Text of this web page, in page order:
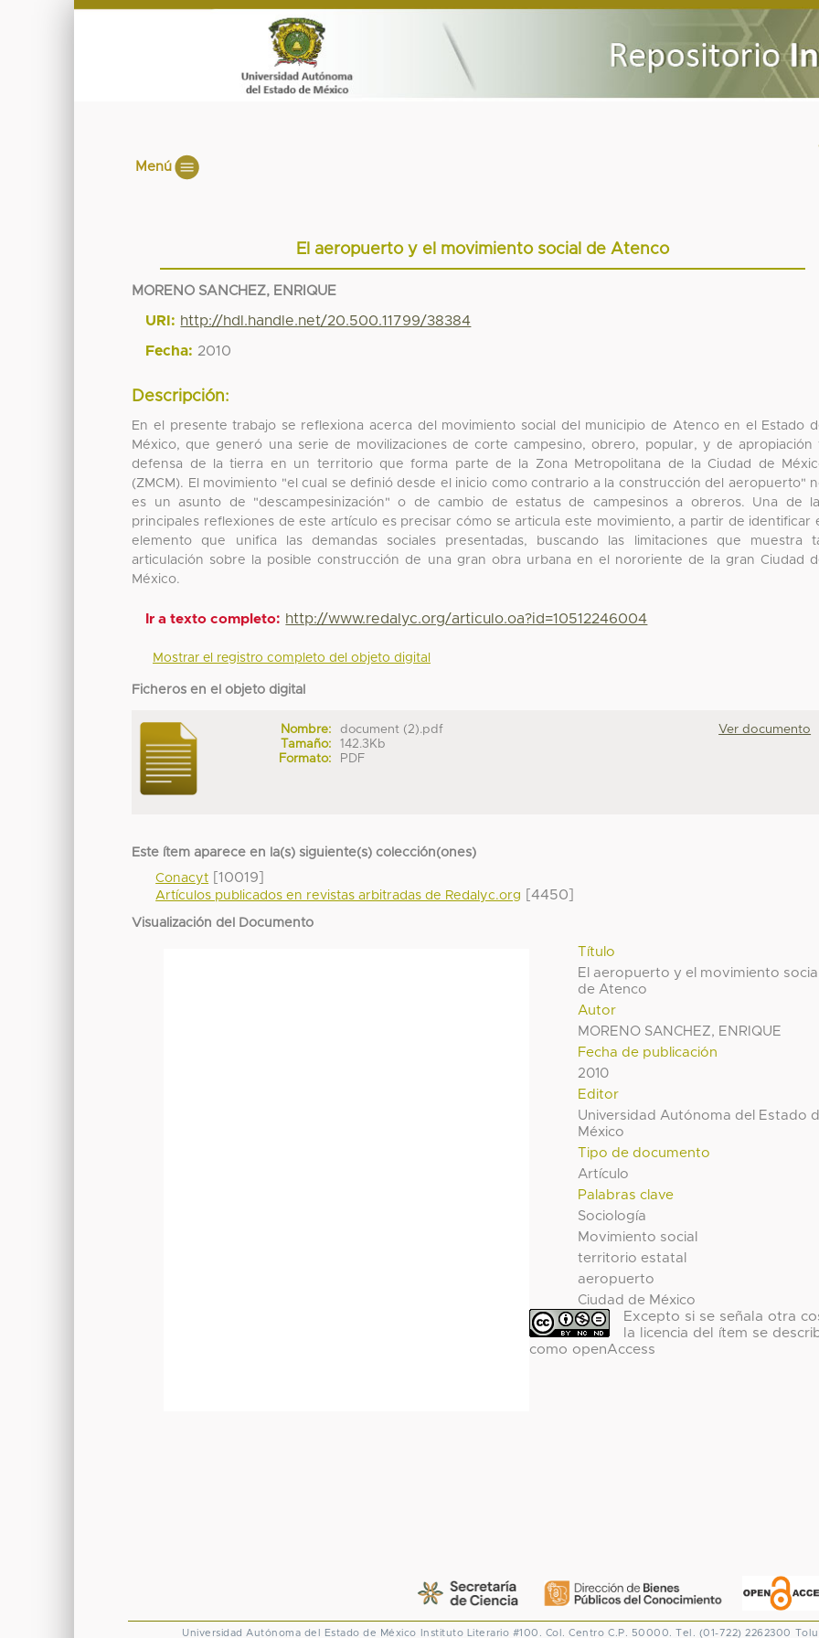
Menú
El aeropuerto y el movimiento social de Atenco
MORENO SANCHEZ, ENRIQUE
URI: http://hdl.handle.net/20.500.11799/38384
Fecha: 2010
Descripción:
En el presente trabajo se reflexiona acerca del movimiento social del municipio de Atenco en el Estado
México, que generó una serie de movilizaciones de corte campesino, obrero, popular, y de apropiación
defensa de la tierra en un territorio que forma parte de la Zona Metropolitana de la Ciudad de
(ZMCM). El movimiento "el cual se definió desde el inicio como contrario a la construcción del aeropuerto"
es un asunto de "descampesinización" o de cambio de estatus de campesinos a obreros. Una de
principales reflexiones de este artículo es precisar cómo se articula este movimiento, a partir de identificar
elemento que unifica las demandas sociales presentadas, buscando las limitaciones que muestra
articulación sobre la posible construcción de una gran obra urbana en el nororiente de la gran Ciudad
México.
Ir a texto completo: http://www.redalyc.org/articulo.oa?id=10512246004
Mostrar el registro completo del objeto digital
Ficheros en el objeto digital
Nombre:
document (2).pdf
Tamaño:
142.3Kb
Formato:
PDF
Ver documento
Este ítem aparece en la(s) siguiente(s) colección(ones)
Conacyt [10019]
Artículos publicados en revistas arbitradas de Redalyc.org [4450]
Visualización del Documento
Título
El aeropuerto y el movimiento
de Atenco
Autor
MORENO SANCHEZ, ENRIQUE
Fecha de publicación
2010
Editor
Universidad Autónoma del Estado
México
Tipo de documento
Artículo
Palabras clave
Sociología
Movimiento social
territorio estatal
aeropuerto
Ciudad de México
Excepto si se señala otra
la licencia del ítem se
como openAccess
Universidad Autónoma del Estado de México Instituto Literario #100. Col. Centro C.P. 50000. Tel. (01-722) 2262300